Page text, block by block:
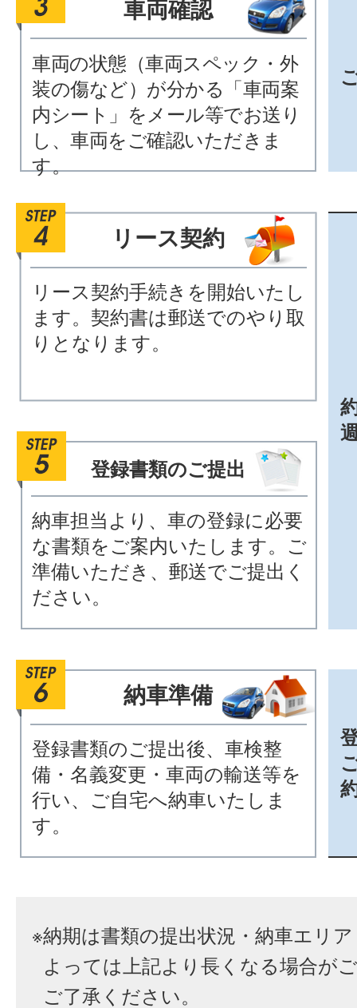
車両確認
車両の状態（車両スペック・外
装の傷など）が分かる「車両案
内シート」をメール等でお送り
し、車両をご確認いただきま
す。
リース契約
リース契約手続きを開始いたし
ます。契約書は郵送でのやり取
りとなります。
登録書類のご提出
納車担当より、車の登録に必要
な書類をご案内いたします。ご
準備いただき、郵送でご提出く
ださい。
納車準備
登録書類のご提出後、車検整
備・名義変更・車両の輸送等を
行い、ご自宅へ納車いたしま
す。
※納期は書類の提出状況・納車エリ
よっては上記より長くなる場合が
ご了承ください。